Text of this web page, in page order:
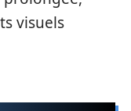
visuels